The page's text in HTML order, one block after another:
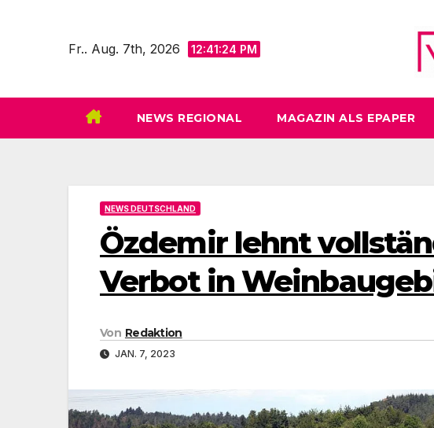
Fr.. Aug. 7th, 2026 12:41:26 PM
NEWS REGIONAL MAGAZIN ALS EPAPER
NEWS DEUTSCHLAND
Özdemir lehnt
Verbot in
Von Redaktion
JAN. 7, 2023